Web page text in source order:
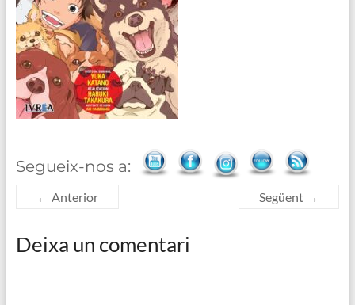
Segueix-nos a:
← Anterior Següent →
Deixa un comentari